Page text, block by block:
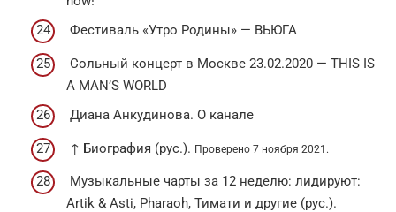
Фестиваль «Утро Родины» — ВЬЮГА
Сольный концерт в Москве 23.02.2020 — THIS IS
A MAN’S WORLD
Диана Анкудинова. О канале
↑ Биография (рус.). Проверено 7 ноября 2021.
Музыкальные чарты за 12 неделю: лидируют:
Artik & Asti, Pharaoh, Тимати и другие (рус.).